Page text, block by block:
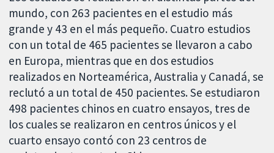
mundo, con 263 pacientes en el estudio más
grande y 43 en el más pequeño. Cuatro estudios
con un total de 465 pacientes se llevaron a cabo
en Europa, mientras que en dos estudios
realizados en Norteamérica, Australia y Canadá, se
reclutó a un total de 450 pacientes. Se estudiaron
498 pacientes chinos en cuatro ensayos, tres de
los cuales se realizaron en centros únicos y el
cuarto ensayo contó con 23 centros de